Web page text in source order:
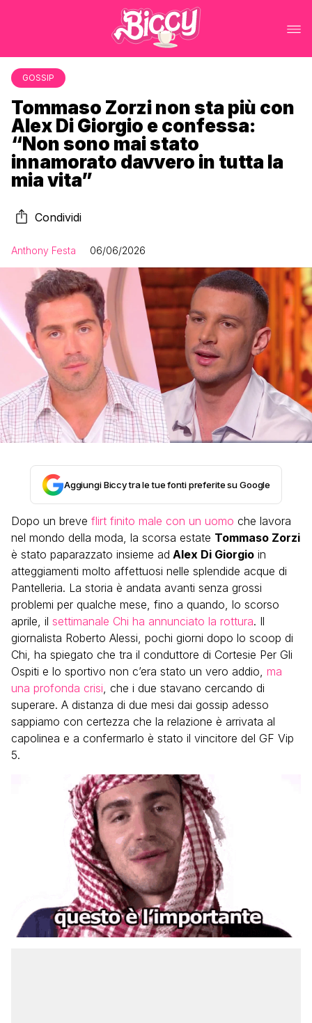
GOSSIP
Tommaso Zorzi non sta più con
Alex Di Giorgio e confessa:
“Non sono mai stato
innamorato davvero in tutta la
mia vita”
Condividi
Anthony Festa 06/06/2026
Aggiungi Biccy tra le tue fonti preferite su Google
Dopo un breve flirt finito male con un uomo che lavora
nel mondo della moda, la scorsa estate Tommaso Zorzi
è stato paparazzato insieme ad Alex Di Giorgio in
atteggiamenti molto affettuosi nelle splendide acque di
Pantelleria. La storia è andata avanti senza grossi
problemi per qualche mese, fino a quando, lo scorso
aprile, il settimanale Chi ha annunciato la rottura. Il
giornalista Roberto Alessi, pochi giorni dopo lo scoop di
Chi, ha spiegato che tra il conduttore di Cortesie Per Gli
Ospiti e lo sportivo non c’era stato un vero addio, ma
una profonda crisi, che i due stavano cercando di
superare. A distanza di due mesi dai gossip adesso
sappiamo con certezza che la relazione è arrivata al
capolinea e a confermarlo è stato il vincitore del GF Vip
5.